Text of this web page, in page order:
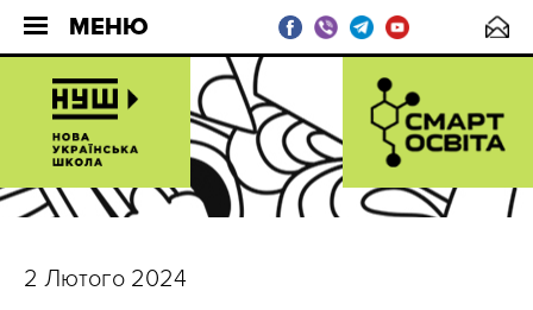
МЕНЮ
2 Лютого 2024